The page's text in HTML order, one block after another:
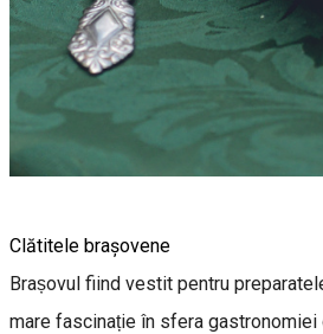
Clătitele brașovene
Brașovul fiind vestit pentru
mare fascinație în sfera